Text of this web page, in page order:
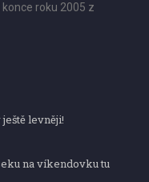
roku 2005 z
levněji!
na víkendovku tu